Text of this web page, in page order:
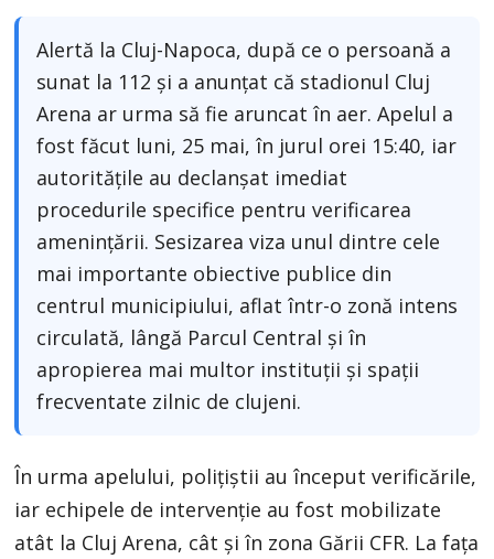
Alertă la Cluj-Napoca, după ce o persoană a
sunat la 112 și a anunțat că stadionul Cluj
Arena ar urma să fie aruncat în aer. Apelul a
fost făcut luni, 25 mai, în jurul orei 15:40, iar
autoritățile au declanșat imediat
procedurile specifice pentru verificarea
amenințării. Sesizarea viza unul dintre cele
mai importante obiective publice din
centrul municipiului, aflat într-o zonă intens
circulată, lângă Parcul Central și în
apropierea mai multor instituții și spații
frecventate zilnic de clujeni.
În urma apelului, polițiștii au început verificările,
iar echipele de intervenție au fost mobilizate
atât la Cluj Arena, cât și în zona Gării CFR. La fața